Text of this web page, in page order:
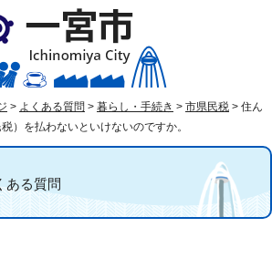
> よくある質問 > 暮らし・手続き > 市県民税 > 住ん
）を払わないといけないのですか。
る質問